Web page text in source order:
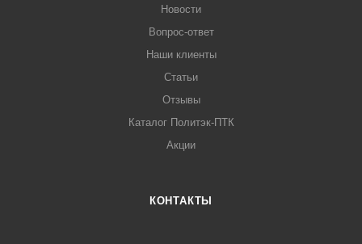
Новости
Вопрос-ответ
Наши клиенты
Статьи
Отзывы
Каталог Политэк-ПТК
Акции
КОНТАКТЫ